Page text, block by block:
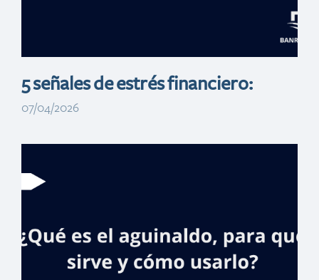
5 señales de estrés financiero:
07/04/2026
Banreservas
con Fernando